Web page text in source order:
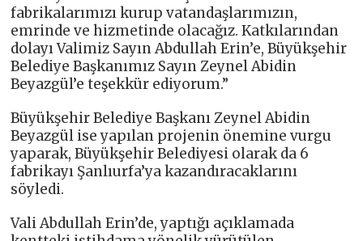
fabrikalarımızı kurup vatandaşlarımızın,
emrinde ve hizmetinde olacağız. Katkılarından
dolayı Valimiz Sayın Abdullah Erin’e, Büyükşehir
Belediye Başkanımız Sayın Zeynel Abidin
Beyazgül’e teşekkür ediyorum.”
Büyükşehir Belediye Başkanı Zeynel Abidin
Beyazgül ise yapılan projenin önemine vurgu
yaparak, Büyükşehir Belediyesi olarak da 6
fabrikayı Şanlıurfa’ya kazandıracaklarını
söyledi.
Vali Abdullah Erin’de, yaptığı açıklamada